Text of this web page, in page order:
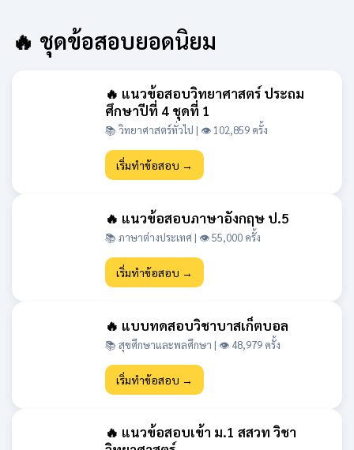
🔥 ชุดข้อสอบยอดนิยม
🔥 แนวข้อสอบวิทยาศาสตร์ ประถม
ศึกษาปีที่ 4 ชุดที่ 1
📚 วิทยาศาสตร์ทั่วไป | 👁 102,859 ครั้ง
เริ่มทำข้อสอบ →
🔥 แนวข้อสอบภาษาอังกฤษ ป.5
📚 ภาษาต่างประเทศ | 👁 55,000 ครั้ง
เริ่มทำข้อสอบ →
🔥 แบบทดสอบวิชาบาสเก็ตบอล
📚 สุขศึกษาและพลศึกษา | 👁 48,979 ครั้ง
เริ่มทำข้อสอบ →
🔥 แนวข้อสอบเข้า ม.1 สสวท วิชา